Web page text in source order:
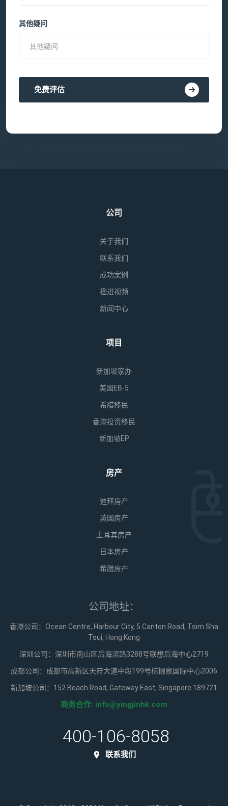
其他疑问
免费评估
公司
关于我们
联系我们
成功案例
楹进视频
新闻中心
项目
新加坡家办
美国EB-5
希腊移民
香港投资移民
新加坡EP
房产
迪拜房产
英国房产
土耳其房产
日本房产
希腊房产
公司地址：
香港公司：Ocean Centre, Harbour City, 5 Canton Road, Tsim Sha
Tsui, Hong Kong
深圳公司：深圳市南山区后海滨路3288号联想后海中心2719
成都公司：成都市高新区天府大道中段199号棕榈泉国际中心2006
新加坡公司：152 Beach Road, Gateway East, Singapore 189721
商务合作: info@yingjinhk.com
400-106-8058
联系我们